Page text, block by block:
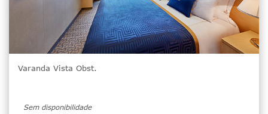
Varanda Vista Obst.
Sem disponibilidade